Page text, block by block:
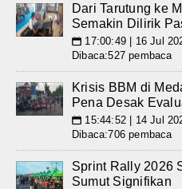
Dari Tarutung ke
Semakin Dilirik
📅 17:00:49 | 16 Jul
Dibaca:527 pembaca
Krisis BBM di
Pena Desak
📅 15:44:52 | 14 Jul
Dibaca:706 pembaca
Sprint Rally 2026
Sumut Signifikan